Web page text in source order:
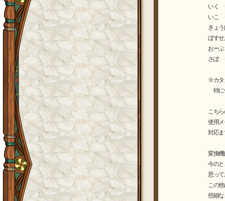
いく
いこ
きょ
ぼす
おー
さぽ
※カタ
特に
こち
使用
対応
変換
今の
思っ
この
些細